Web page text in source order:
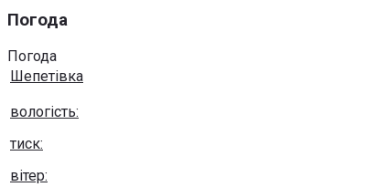
Погода
Погода
Шепетівка
вологість:
тиск:
вітер: